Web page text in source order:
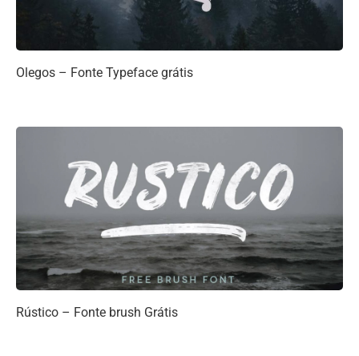
Olegos – Fonte Typeface grátis
Rústico – Fonte brush Grátis